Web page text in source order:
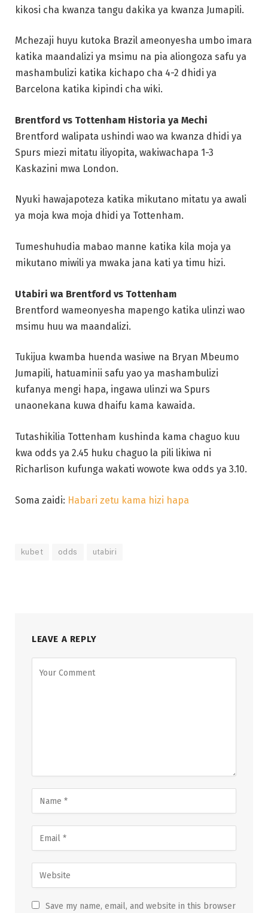
kikosi cha kwanza tangu dakika ya kwanza Jumapili.
Mchezaji huyu kutoka Brazil ameonyesha umbo imara
katika maandalizi ya msimu na pia aliongoza safu ya
mashambulizi katika kichapo cha 4-2 dhidi ya
Barcelona katika kipindi cha wiki.
Brentford vs Tottenham Historia ya Mechi
Brentford walipata ushindi wao wa kwanza dhidi ya
Spurs miezi mitatu iliyopita, wakiwachapa 1-3
Kaskazini mwa London.
Nyuki hawajapoteza katika mikutano mitatu ya awali
ya moja kwa moja dhidi ya Tottenham.
Tumeshuhudia mabao manne katika kila moja ya
mikutano miwili ya mwaka jana kati ya timu hizi.
Utabiri wa Brentford vs Tottenham
Brentford wameonyesha mapengo katika ulinzi wao
msimu huu wa maandalizi.
Tukijua kwamba huenda wasiwe na Bryan Mbeumo
Jumapili, hatuaminii safu yao ya mashambulizi
kufanya mengi hapa, ingawa ulinzi wa Spurs
unaonekana kuwa dhaifu kama kawaida.
Tutashikilia Tottenham kushinda kama chaguo kuu
kwa odds ya 2.45 huku chaguo la pili likiwa ni
Richarlison kufunga wakati wowote kwa odds ya 3.10.
Soma zaidi: Habari zetu kama hizi hapa
kubet odds utabiri
LEAVE A REPLY
Save my name, email, and website in this browser